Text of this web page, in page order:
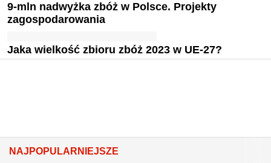
9-mln nadwyżka zbóż w Polsce. Projekty
zagospodarowania
Jaka wielkość zbioru zbóż 2023 w UE-27?
NAJPOPULARNIEJSZE